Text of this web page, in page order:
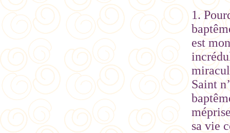
1.
est
Saint
sa vie